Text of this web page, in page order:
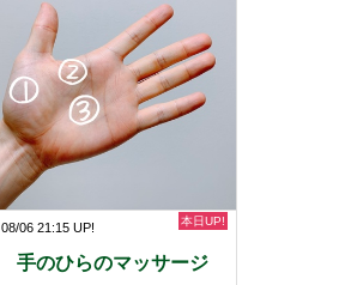
08/06 21:15 UP! 本日UP!
手のひらのマッサージ